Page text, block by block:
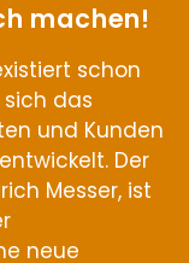
machen!
schon
das
und Kunden
Der
Messer, ist
neue